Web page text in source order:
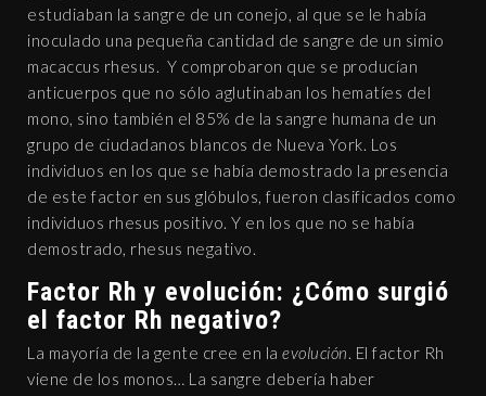
estudiaban la sangre de un conejo, al que se le había
inoculado una pequeña cantidad de sangre de un simio
macaccus rhesus. Y comprobaron que se producían
anticuerpos que no sólo aglutinaban los hematíes del
mono, sino también el 85% de la sangre humana de un
grupo de ciudadanos blancos de Nueva York. Los
individuos en los que se había demostrado la presencia
de este factor en sus glóbulos, fueron clasificados como
individuos rhesus positivo. Y en los que no se había
demostrado, rhesus negativo.
Factor Rh y evolución: ¿Cómo surgió
el factor Rh negativo?
La mayoría de la gente cree en la evolución. El factor Rh
viene de los monos… La sangre debería haber